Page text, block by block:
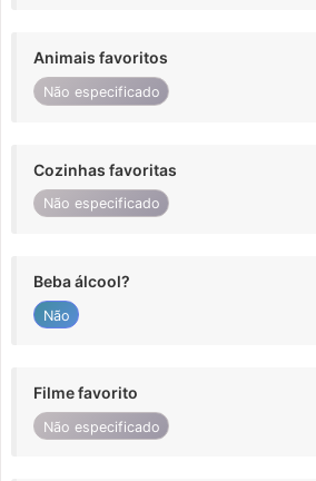
Animais favoritos
Não especificado
Cozinhas favoritas
Não especificado
Beba álcool?
Não
Filme favorito
Não especificado